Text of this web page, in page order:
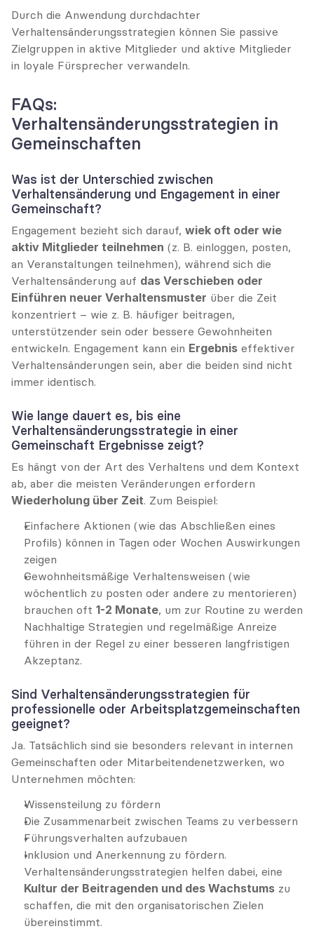
Durch die Anwendung durchdachter
Verhaltensänderungsstrategien können Sie passive
Zielgruppen in aktive Mitglieder und aktive Mitglieder
in loyale Fürsprecher verwandeln.
FAQs:
Verhaltensänderungsstrategien in
Gemeinschaften
Was ist der Unterschied zwischen
Verhaltensänderung und Engagement in einer
Gemeinschaft?
Engagement bezieht sich darauf, wiek oft oder wie
aktiv Mitglieder teilnehmen (z. B. einloggen, posten,
an Veranstaltungen teilnehmen), während sich die
Verhaltensänderung auf das Verschieben oder
Einführen neuer Verhaltensmuster über die Zeit
konzentriert – wie z. B. häufiger beitragen,
unterstützender sein oder bessere Gewohnheiten
entwickeln. Engagement kann ein Ergebnis effektiver
Verhaltensänderungen sein, aber die beiden sind nicht
immer identisch.
Wie lange dauert es, bis eine
Verhaltensänderungsstrategie in einer
Gemeinschaft Ergebnisse zeigt?
Es hängt von der Art des Verhaltens und dem Kontext
Wiederholung über Zeit. Zum Beispiel:
Einfachere Aktionen (wie das Abschließen eines
Profils) können in Tagen oder Wochen Auswirkungen
zeigen
Gewohnheitsmäßige Verhaltensweisen (wie
wöchentlich zu posten oder andere zu mentorieren)
brauchen oft 1-2 Monate, um zur Routine zu werden
Nachhaltige Strategien und regelmäßige Anreize
führen in der Regel zu einer besseren langfristigen
Akzeptanz.
Sind Verhaltensänderungsstrategien für
professionelle oder Arbeitsplatzgemeinschaften
geeignet?
Ja. Tatsächlich sind sie besonders relevant in internen
Gemeinschaften oder Mitarbeitendenetzwerken, wo
Unternehmen möchten:
Wissensteilung zu fördern
Die Zusammenarbeit zwischen Teams zu verbessern
Führungsverhalten aufzubauen
Inklusion und Anerkennung zu fördern.
Kultur der Beitragenden und des Wachstums zu
schaffen, die mit den organisatorischen Zielen
übereinstimmt.